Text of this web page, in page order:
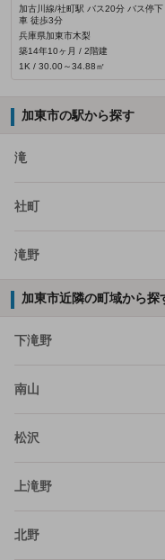
加古川線/社町駅 バス20分 バス停下
車 徒歩3分
兵庫県加東市木梨
築14年10ヶ月 / 2階建
1K / 30.00～34.88㎡
加東市の駅から探す
滝
社町
滝野
加東市近隣の町域から探
下滝野
南山
松沢
上滝野
北野